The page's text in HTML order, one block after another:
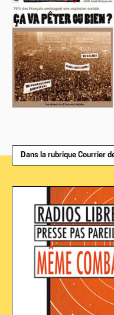
Dans la rubrique Courrier